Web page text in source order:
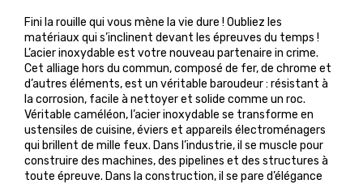
Fini la rouille qui vous mène la vie dure ! Oubliez les
matériaux qui s’inclinent devant les épreuves du temps !
L’acier inoxydable est votre nouveau partenaire in crime.
Cet alliage hors du commun, composé de fer, de chrome et
d’autres éléments, est un véritable baroudeur : résistant à
la corrosion, facile à nettoyer et solide comme un roc.
Véritable caméléon, l’acier inoxydable se transforme en
ustensiles de cuisine, éviers et appareils électroménagers
qui brillent de mille feux. Dans l’industrie, il se muscle pour
construire des machines, des pipelines et des structures à
toute épreuve. Dans la construction, il se pare d’élégance